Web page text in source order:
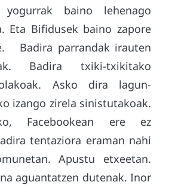
baino lehenago
Eta Bifidusek baino zapore
Badira parrandak irauten
Badira txiki-txikitako
Asko dira lagun-
izango zirela sinistutakoak.
Facebookean ere ez
tentaziora eraman nahi
Apustu etxeetan.
aguantatzen dutenak. Inor